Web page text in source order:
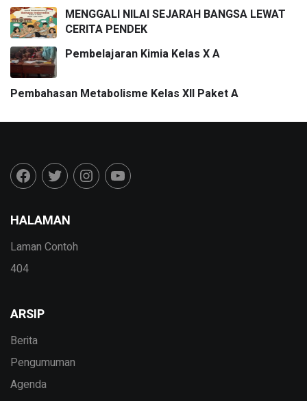
MENGGALI NILAI SEJARAH BANGSA LEWAT
CERITA PENDEK
Pembelajaran Kimia Kelas X A
Pembahasan Metabolisme Kelas XII Paket A
HALAMAN
Laman Contoh
404
ARSIP
Berita
Pengumuman
Agenda